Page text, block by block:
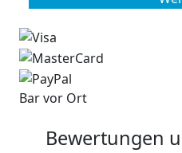
Bar vor Ort
Bewertungen